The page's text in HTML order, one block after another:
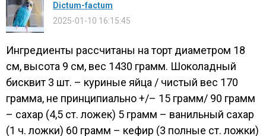
Dictum-factum
2025-01-10 16:15:45
Ингредиенты рассчитаны на торт диаметром 18
см, высота 9 см, вес 1430 грамм. Шоколадный
бисквит 3 шт. – куриные яйца / чистый вес 170
грамма, не принципиально +/– 15 грамм/ 90 грамм
– сахар (4,5 ст. ложек) 5 грамм – ванильный сахар
(1 ч. ложки) 60 грамм – кефир (3 полные ст. ложки)